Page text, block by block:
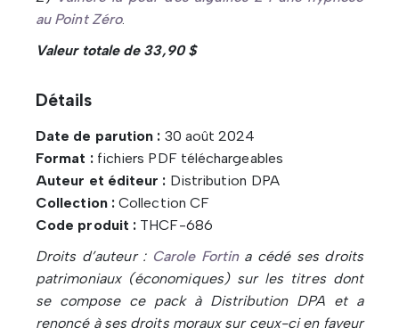
au Point Zéro.
Valeur totale de 33,90 $
Détails
Date de parution : 30 août 2024
Format :fichiers PDF téléchargeables
Auteur et éditeur : Distribution DPA
Collection :Collection CF
Code produit : THCF-686
Droits d’auteur : Carole Fortina cédé ses droits
patrimoniaux (économiques) sur les titres dont
se compose ce pack à Distribution DPA et a
renoncé à ses droits moraux sur ceux-ci en faveur